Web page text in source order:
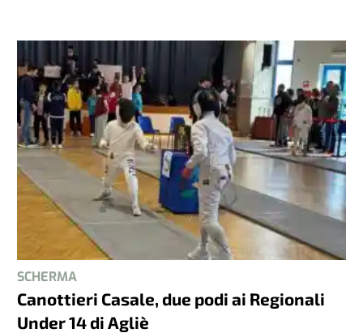
SCHERMA
Canottieri Casale, due podi ai Regionali
Under 14 di Agliè